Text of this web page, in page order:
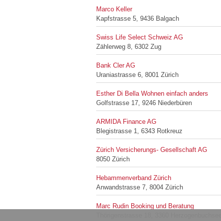
Marco Keller
Kapfstrasse 5, 9436 Balgach
Swiss Life Select Schweiz AG
Zählerweg 8, 6302 Zug
Bank Cler AG
Uraniastrasse 6, 8001 Zürich
Esther Di Bella Wohnen einfach anders
Golfstrasse 17, 9246 Niederbüren
ARMIDA Finance AG
Blegistrasse 1, 6343 Rotkreuz
Zürich Versicherungs- Gesellschaft AG
8050 Zürich
Hebammenverband Zürich
Anwandstrasse 7, 8004 Zürich
Marc Rudin Booking und Beratung